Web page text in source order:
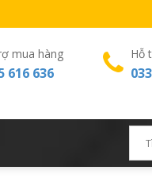
mua hàng
616 636
Hỗ